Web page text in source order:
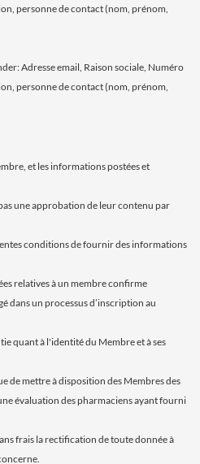
personne de contact (nom, prénom,
Adresse email, Raison sociale, Numéro
personne de contact (nom, prénom,
et les informations postées et
une approbation de leur contenu par
conditions de fournir des informations
relatives à un membre confirme
dans un processus d’inscription au
quant à l'identité du Membre et à ses
de mettre à disposition des Membres des
évaluation des pharmaciens ayant fourni
frais la rectification de toute donnée à